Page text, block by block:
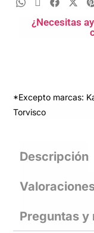
¿Necesitas
*Excepto marcas:
Torvisco
Descripción
Preguntas y